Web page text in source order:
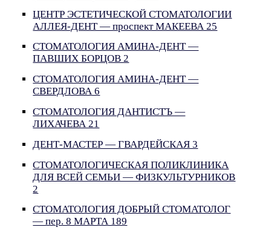
ЦЕНТР ЭСТЕТИЧЕСКОЙ СТОМАТОЛОГИИ
АЛЛЕЯ-ДЕНТ — проспект МАКЕЕВА 25
СТОМАТОЛОГИЯ АМИНА-ДЕНТ —
ПАВШИХ БОРЦОВ 2
СТОМАТОЛОГИЯ АМИНА-ДЕНТ —
СВЕРДЛОВА 6
СТОМАТОЛОГИЯ ДАНТИСТЪ —
ЛИХАЧЕВА 21
ДЕНТ-МАСТЕР — ГВАРДЕЙСКАЯ 3
СТОМАТОЛОГИЧЕСКАЯ ПОЛИКЛИНИКА
ДЛЯ ВСЕЙ СЕМЬИ — ФИЗКУЛЬТУРНИКОВ
2
СТОМАТОЛОГИЯ ДОБРЫЙ СТОМАТОЛОГ
— пер. 8 МАРТА 189